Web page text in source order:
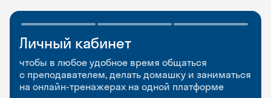
Личный кабинет
чтобы в любое удобное время общаться
с преподавателем, делать домашку и заниматься
на онлайн-тренажерах на одной платформе
Мобильное
приложение
чтобы заниматься и изучать новые слова где
и когда удобно
Разговорные клубы
и Talks
Групповые занятия для разговорной практики
и индивидуальные встречи с преподавателями